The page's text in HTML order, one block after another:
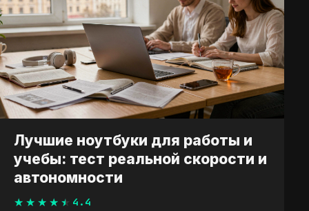
Лучшие ноутбуки для работы и
учебы: тест реальной скорости и
автономности
4.4